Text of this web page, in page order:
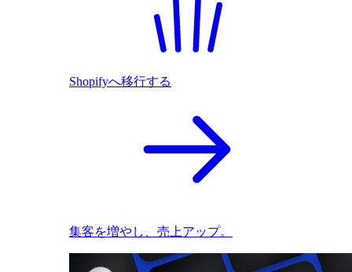
Shopifyへ移行する
集客を増やし、売上アップ。